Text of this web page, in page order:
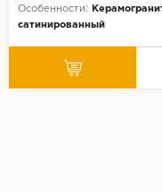
Особенности:
сатинированный